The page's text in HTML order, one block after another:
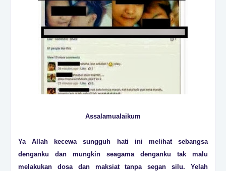
Assalamualaikum
Ya Allah kecewa sungguh hati ini melihat sebangsa
denganku dan mungkin seagama denganku tak malu
melakukan dosa dan maksiat tanpa segan silu. Yelah